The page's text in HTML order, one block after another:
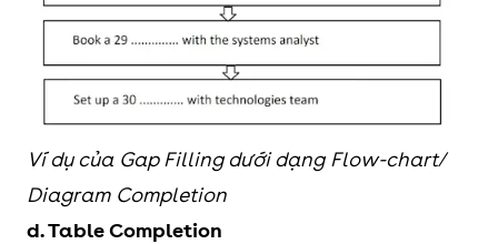
Ví dụ của Gap Filling dưới dạng Flow-chart/
Diagram Completion
d. Table Completion